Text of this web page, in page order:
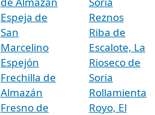
Espeja de
San
Marcelino
Espejón
Frechilla de
Almazán
Fresno de
Reznos
Riba de
Escalote, La
Rioseco de
Soria
Rollamienta
Royo, El